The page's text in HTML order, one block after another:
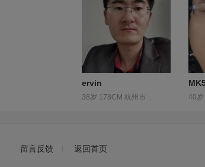
ervin
38岁 178CM 杭州市 40岁
留言反馈 返回首页